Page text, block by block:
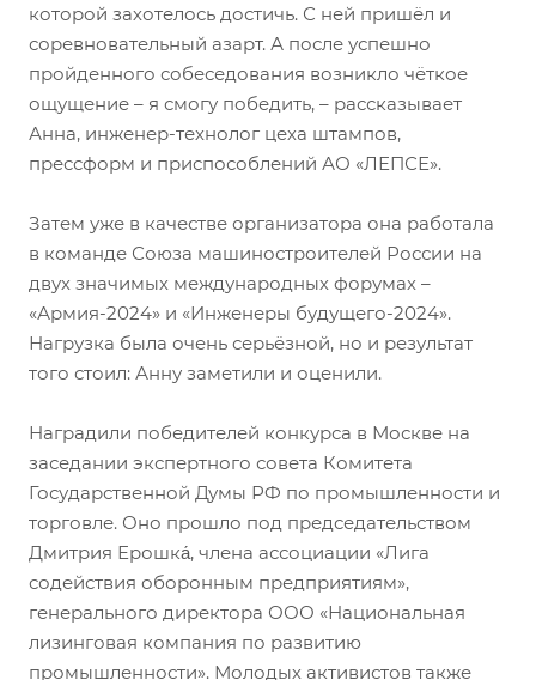
которой захотелось достичь. С ней пришёл и
соревновательный азарт. А после успешно
пройденного собеседования возникло чёткое
ощущение – я смогу победить, – рассказывает
Анна, инженер-технолог цеха штампов,
прессформ и приспособлений АО «ЛЕПСЕ».
Затем уже в качестве организатора она работала
в команде Союза машиностроителей России на
двух значимых международных форумах –
«Армия-2024» и «Инженеры будущего-2024».
Нагрузка была очень серьёзной, но и результат
того стоил: Анну заметили и оценили.
Наградили победителей конкурса в Москве на
заседании экспертного совета Комитета
Государственной Думы РФ по промышленности и
торговле. Оно прошло под председательством
Дмитрия Ерошка́, члена ассоциации «Лига
содействия оборонным предприятиям»,
генерального директора ООО «Национальная
лизинговая компания по развитию
промышленности». Молодых активистов также